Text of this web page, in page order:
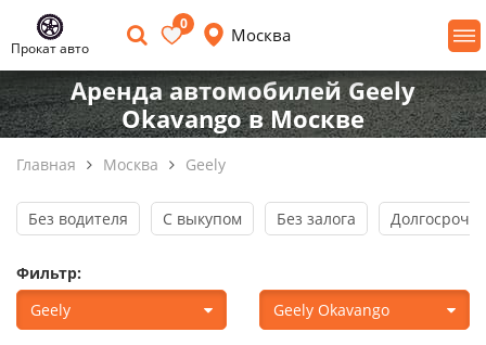
Прокат авто
0
Москва
Аренда автомобилей Geely
Okavango в Москве
Главная Москва Geely
Без водителя С выкупом Без залога
Фильтр:
Geely
Geely Okavango